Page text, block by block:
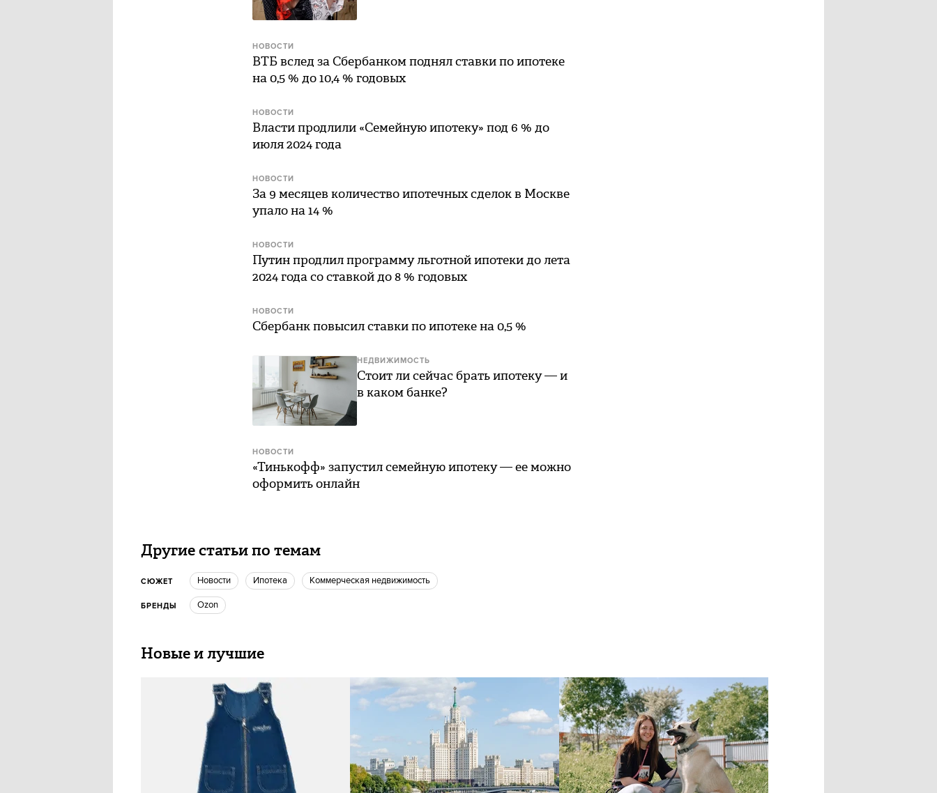
НОВОСТИ
ВТБ вслед за Сбербанком поднял ставки по ипотеке
на 0,5 % до 10,4 % годовых
НОВОСТИ
Власти продлили «Семейную ипотеку» под 6 % до
июля 2024 года
НОВОСТИ
За 9 месяцев количество ипотечных сделок в Москве
упало на 14 %
НОВОСТИ
Путин продлил программу льготной ипотеки до лета
2024 года со ставкой до 8 % годовых
НОВОСТИ
Сбербанк повысил ставки по ипотеке на 0,5 %
НЕДВИЖИМОСТЬ
Стоит ли сейчас брать ипотеку — и
в каком банке?
НОВОСТИ
«Тинькофф» запустил семейную ипотеку — ее можно
оформить онлайн
Другие статьи по темам
СЮЖЕТ новости ипотека коммерческая недвижимость
БРЕНДЫ ozon
Новые и лучшие